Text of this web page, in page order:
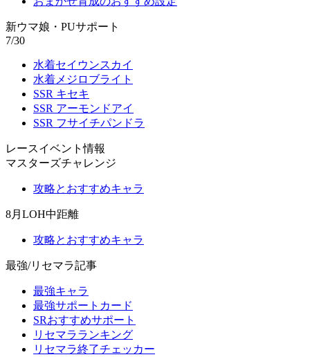
新ウマ娘・PUサポート
7/30
水着セイウンスカイ
水着メジロブライト
SSR キセキ
SSR アーモンドアイ
SSR フサイチパンドラ
レースイベント情報
マスターズチャレンジ
攻略とおすすめキャラ
8月LOH中距離
攻略とおすすめキャラ
最強/リセマラ記事
最強キャラ
最強サポートカード
SRおすすめサポート
リセマラランキング
リセマラ終了チェッカー